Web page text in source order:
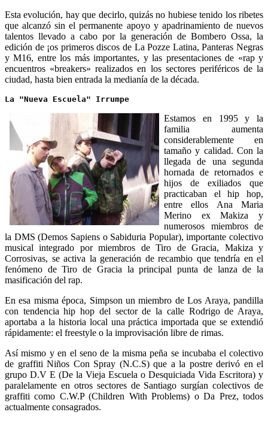
Esta evolución, hay que decirlo, quizás no hubiese tenido los ribetes
que alcanzó sin el permanente apoyo y apadrinamiento de nuevos
talentos llevado a cabo por la generación de Bombero Ossa, la
edición de ¡os primeros discos de La Pozze Latina, Panteras Negras
y M16, entre los más importantes, y las presentaciones de «rap y
encuentros «breakers» realizados en los sectores periféricos de la
ciudad, hasta bien entrada la medianía de la década.
La "Nueva Escuela" Irrumpe
Estamos en 1995 y la
familia aumenta
considerablemente en
tamaño y calidad. Con la
llegada de una segunda
hornada de retornados e
hijos de exiliados que
practicaban el hip hop,
entre ellos Ana Maria
Merino ex Makiza y
numerosos miembros de
la DMS (Demos Sapiens o Sabiduria Popular), importante colectivo
musical integrado por miembros de Tiro de Gracia, Makiza y
Corrosivas, se activa la generación de recambio que tendría en el
fenómeno de Tiro de Gracia la principal punta de lanza de la
masificación del rap.
En esa misma época, Simpson un miembro de Los Araya, pandilla
con tendencia hip hop del sector de la calle Rodrigo de Araya,
aportaba a la historia local una práctica importada que se extendió
rápidamente: el freestyle o la improvisación libre de rimas.
Así mismo y en el seno de la misma peña se incubaba el colectivo
de graffiti Niños Con Spray (N.C.S) que a la postre derivó en el
grupo D.V E (De la Vieja Escuela o Desquiciada Vida Escritora) y
paralelamente en otros sectores de Santiago surgían colectivos de
graffiti como C.W.P (Children With Problems) o Da Prez, todos
actualmente consagrados.